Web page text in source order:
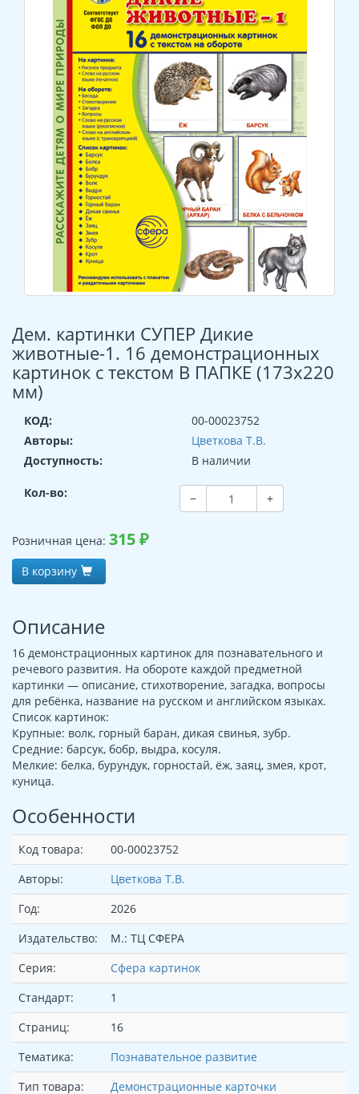
Дем. картинки СУПЕР Дикие
животные-1. 16 демонстрационных
картинок с текстом В ПАПКЕ (173х220
мм)
КОД:
00-00023752
Авторы:
Цветкова Т.В.
Доступность:
В наличии
Кол-во: − +
Розничная цена: 315₽
В корзину
Описание
16 демонстрационных картинок для познавательного и
речевого развития. На обороте каждой предметной
картинки — описание, стихотворение, загадка, вопросы
для ребёнка, название на русском и английском языках.
Список картинок:
Крупные: волк, горный баран, дикая свинья, зубр.
Средние: барсук, бобр, выдра, косуля.
Мелкие: белка, бурундук, горностай, ёж, заяц, змея, крот,
куница.
Особенности
Код товара:
00-00023752
Авторы:
Цветкова Т.В.
Год:
2026
Издательство:
М.: ТЦ СФЕРА
Серия:
Сфера картинок
Стандарт:
1
Страниц:
16
Тематика:
Познавательное развитие
Тип товара:
Демонстрационные карточки